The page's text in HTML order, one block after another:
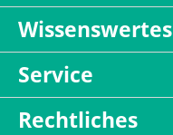
Wissenswertes
Service
Rechtliches